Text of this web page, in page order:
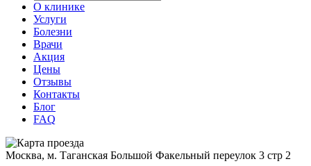
О клинике
Услуги
Болезни
Врачи
Акция
Цены
Отзывы
Контакты
Блог
FAQ
Москва, м. Таганская Большой Факельный переулок 3 стр 2